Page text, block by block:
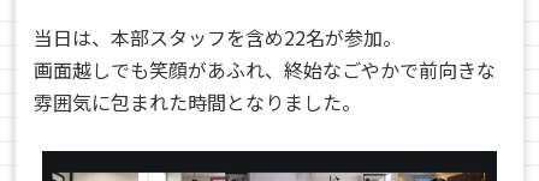
当日は、本部スタッフを含め22名が参加。
画面越しでも笑顔があふれ、終始なごやかで前向きな
雰囲気に包まれた時間となりました。